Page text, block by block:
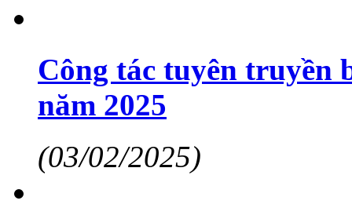
Công tác tuyên truyền
năm 2025
(03/02/2025)